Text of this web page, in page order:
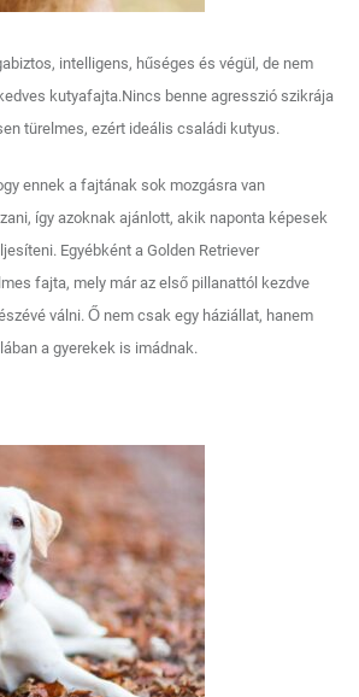
intelligens, hűséges és végül, de nem
kutyafajta.Nincs benne agresszió szikrája
türelmes, ezért ideális családi kutyus.
ennek a fajtának sok mozgásra van
így azoknak ajánlott, akik naponta képesek
Egyébként a Golden Retriever
fajta, mely már az első pillanattól kezdve
válni. Ő nem csak egy háziállat, hanem
a gyerekek is imádnak.